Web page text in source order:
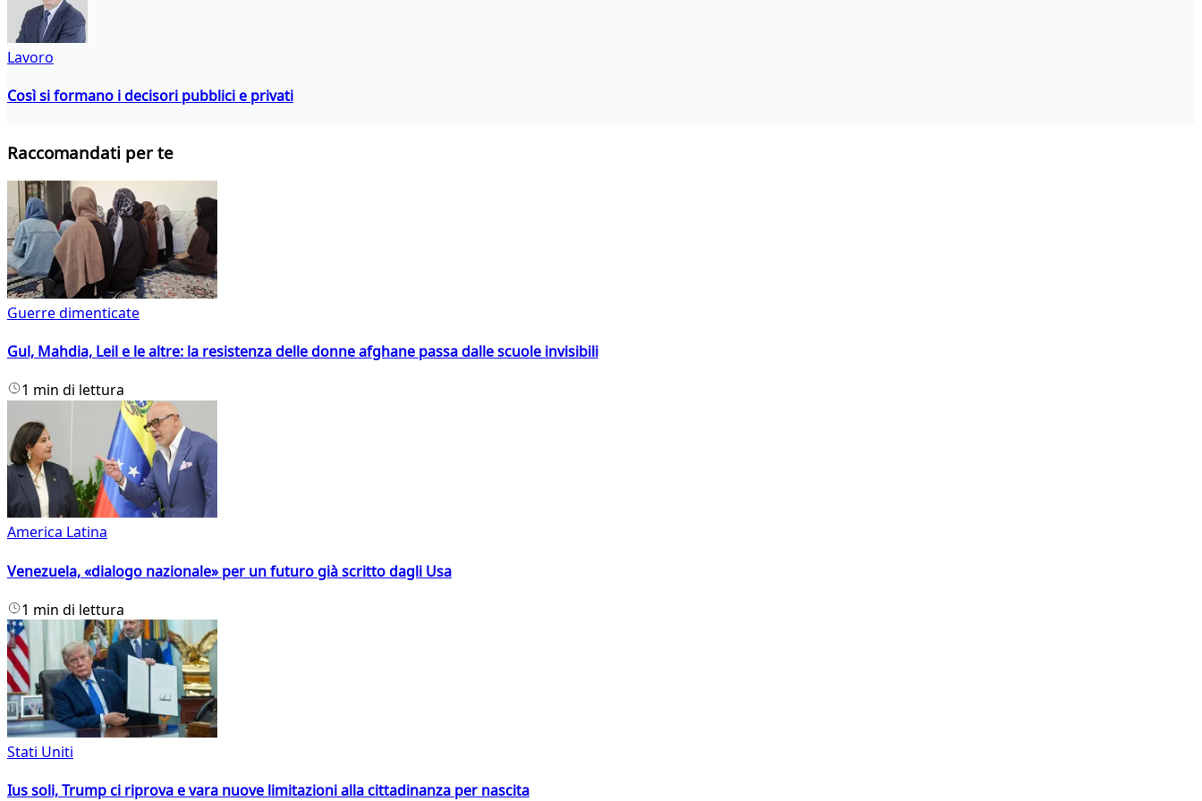
Lavoro
Così si formano i decisori pubblici e privati
Raccomandati per te
Guerre dimenticate
Gul, Mahdia, Leil e le altre: la resistenza delle donne afghane passa dalle scuole invisibili
1 min di lettura
America Latina
Venezuela, «dialogo nazionale» per un futuro già scritto dagli Usa
1 min di lettura
Stati Uniti
Ius soli, Trump ci riprova e vara nuove limitazioni alla cittadinanza per nascita